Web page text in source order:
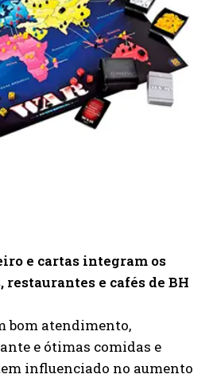
e cartas integram os
restaurantes e cafés de BH
bom atendimento,
e ótimas comidas e
influenciado no aumento